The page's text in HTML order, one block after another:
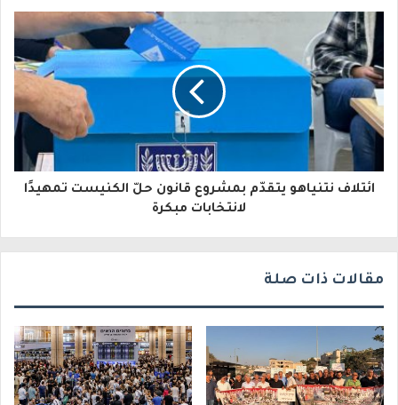
إ
ك
ت
ر
ائتلاف نتنياهو يتقدّم بمشروع قانون حلّ الكنيست تمهيدًا
لانتخابات مبكرة
مقالات ذات صلة